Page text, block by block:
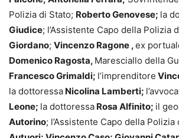
Polizia di Stato; Roberto Genovese; la
Giudice; l’Assistente Capo della Polizia
Giordano; Vincenzo Ragone ,ex
Domenico Ragosta, Maresciallo della
Francesco Grimaldi; l’imprenditore
la dottoressa Nicolina Lamberti;
Leone; la dottoressa Rosa Alfinito; il
Autorino; l’Assistente Capo della Polizia